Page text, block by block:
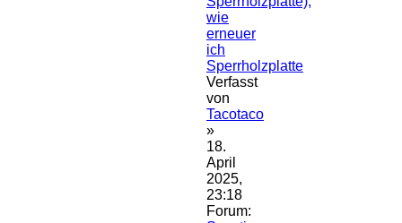
wie
erneuer
ich
Sperrholzplatte
Verfasst
von
Tacotaco
»
18.
April
2025,
23:18
Forum: